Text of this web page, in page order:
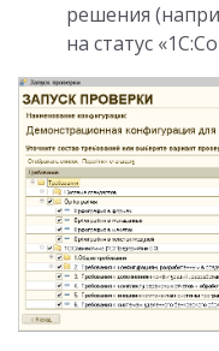
решения
на статус